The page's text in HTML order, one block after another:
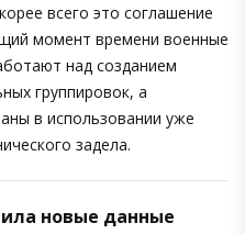
всего это соглашение
момент времени военные
над созданием
группировок, а
в использовании уже
задела.
новые данные